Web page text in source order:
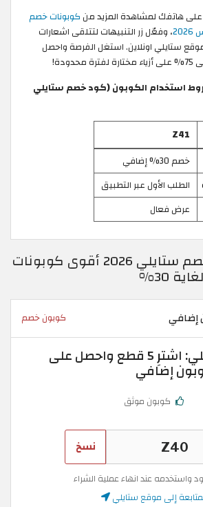
هاتفك لمشاهدة المزيد من كوبونات خصم
، وفعّل زر التنبيهات لتتلقى اشعارات
ستايلي اونلاين. استغل الفرصة واحصل
استخدام الكوبون (كود خصم ستايلي
Z41
خصم 30% إضافي
الطلب الأول عبر التطبيق
عرض فعال
المزيد من كود خصم ستايلي 2026 أقوى كوبونات
كوبون خصم
كود خصم ستايلي: اشترِ 5 قطع واحصل على
كوبون موثق
نسخ
واستخدمه عند انهاء عملية الشراء
إلى موقع ستايلي